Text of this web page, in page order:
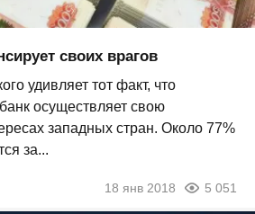
своих врагов
удивляет тот факт, что
осуществляет свою
западных стран. Около 77%
за...
18 янв 2018 5 051